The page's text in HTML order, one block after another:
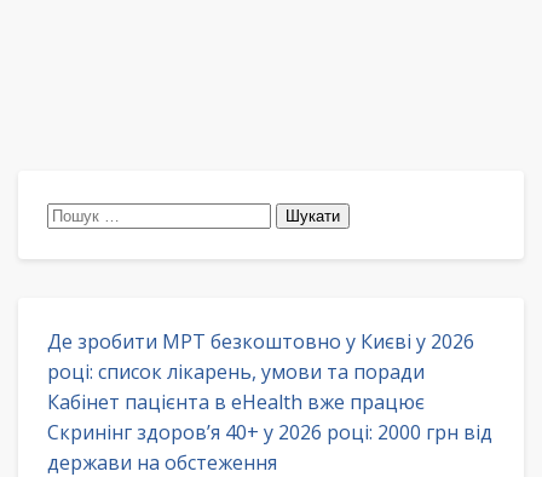
Пошук:
Де зробити МРТ безкоштовно у Києві у 2026
році: список лікарень, умови та поради
Кабінет пацієнта в eHealth вже працює
Скринінг здоров’я 40+ у 2026 році: 2000 грн від
держави на обстеження